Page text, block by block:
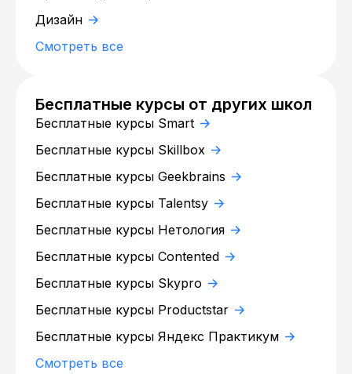
Дизайн
Смотреть все
Бесплатные курсы от других школ
Бесплатные курсы Smart
Бесплатные курсы Skillbox
Бесплатные курсы Geekbrains
Бесплатные курсы Talentsy
Бесплатные курсы Нетология
Бесплатные курсы Contented
Бесплатные курсы Skypro
Бесплатные курсы Productstar
Бесплатные курсы Яндекс Практикум
Смотреть все